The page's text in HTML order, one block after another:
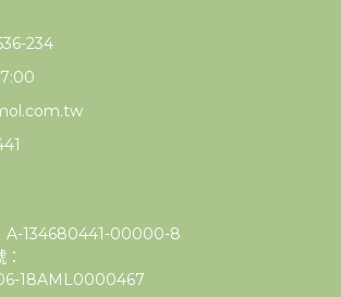
234
A-134680441-00000-8
18AML0000467